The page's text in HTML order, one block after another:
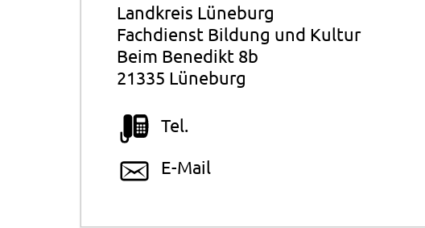
Landkreis Lüneburg
Fachdienst Bildung und Kultur
Beim Benedikt 8b
21335 Lüneburg
Tel.
E-Mail